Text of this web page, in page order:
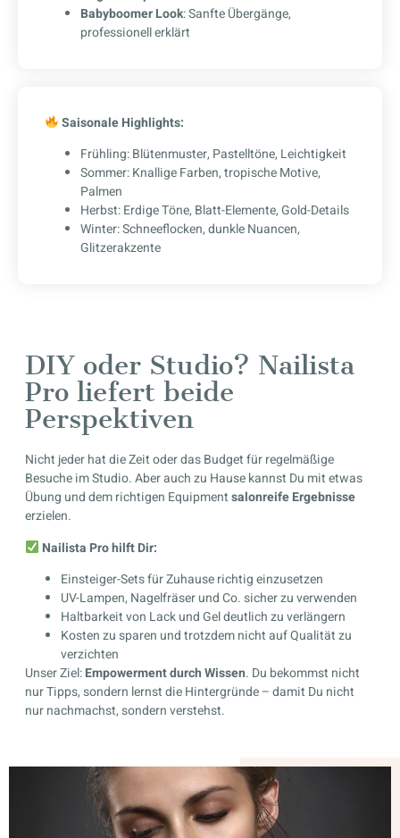
Babyboomer Look: Sanfte Übergänge,
professionell erklärt
Saisonale Highlights:
Frühling: Blütenmuster, Pastelltöne, Leichtigkeit
Sommer: Knallige Farben, tropische Motive,
Palmen
Herbst: Erdige Töne, Blatt-Elemente, Gold-Details
Winter: Schneeflocken, dunkle Nuancen,
Glitzerakzente
DIY oder Studio? Nailista
Pro liefert beide
Perspektiven
Nicht jeder hat die Zeit oder das Budget für regelmäßige
Besuche im Studio. Aber auch zu Hause kannst Du mit etwas
Übung und dem richtigen Equipmentsalonreife Ergebnisse
erzielen.
Nailista Pro hilft Dir:
Einsteiger-Sets für Zuhause richtig einzusetzen
UV-Lampen, Nagelfräser und Co. sicher zu verwenden
Haltbarkeit von Lack und Gel deutlich zu verlängern
Kosten zu sparen und trotzdem nicht auf Qualität zu
verzichten
Unser Ziel:Empowerment durch Wissen. Du bekommst nicht
nur Tipps, sondern lernst die Hintergründe – damit Du nicht
nur nachmachst, sondern verstehst.